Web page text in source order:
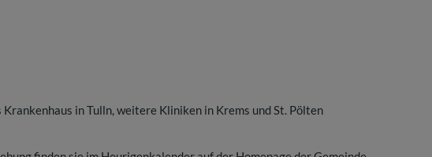
in Tulln, weitere Kliniken in Krems und St. Pölten